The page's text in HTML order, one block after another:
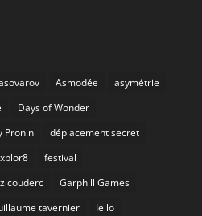
Asmodée
asymétrie
Days of Wonder
Pronin
déplacement secret
festival
couderc
Garphill Games
tavernier
Iello